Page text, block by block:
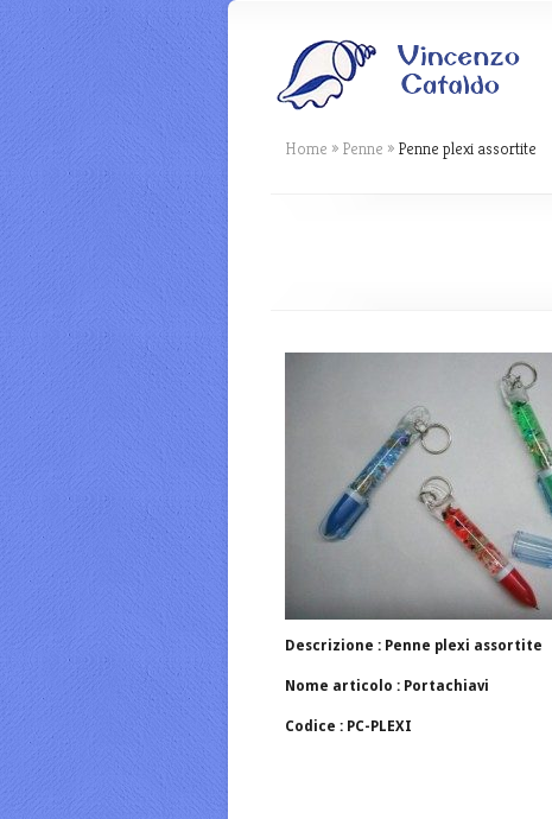
Home » Penne » Penne plexi assortite
Descrizione : Penne plexi assortite
Nome articolo : Portachiavi
Codice : PC-PLEXI